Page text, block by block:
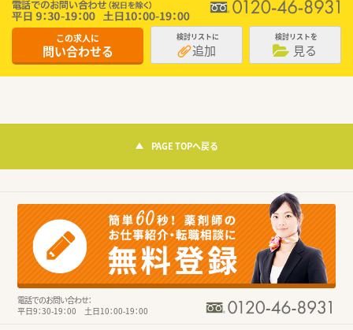
この求人に
問い合わせる
検討リストに
追加
検討リストを
見る
PAGE TOPへ戻る
電話でのお問い合わせ：
平日9：30-19：00 土日10：00-19：00